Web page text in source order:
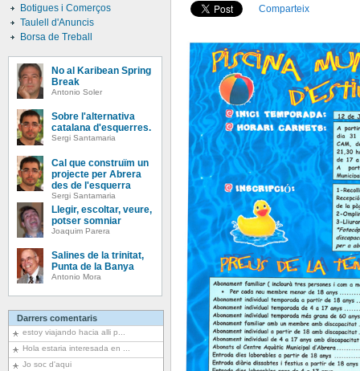
Botigues i Comerços
Taulell d'Anuncis
Borsa de Treball
No al Karibean Spring
Break
Antonio Soler
Sobre l'alternativa
catalana d'esquerres.
Sergi Santamaria
Cal que construïm un
projecte per Abrera
des de l'esquerra
Sergi Santamaria
Llegir, escoltar, veure,
potser somniar
Joaquim Parera
Salines de la trinitat,
Punta de la Banya
Antonio Mora
Darrers comentaris
estoy viajando hacia alli p...
Hola estaria interesada en ...
Jo soc d'aqui
Comparteix